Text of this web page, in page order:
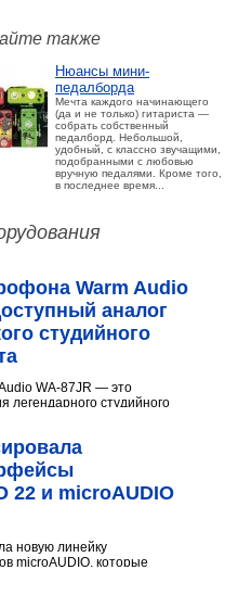
также
Нюансы мини-
педалборда
Мечта каждого начинающего
(да и не только) гитариста —
собрать собственный
педалборд. Небольшой,
удобный, с классно звучащими,
подобранными с любовью
вручную педалями. Кроме того,
в последнее время...
Warm Audio
аналог
студийного
WA‑87JR — это
легендарного студийного
22 и microAUDIO
новую линейку
microAUDIO, которые